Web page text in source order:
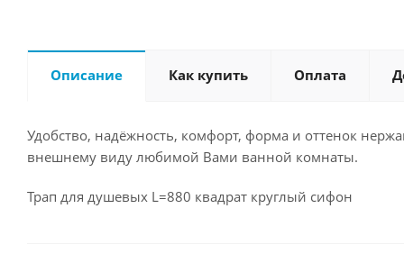
Описание Как купить Оплата
Удобство, надёжность, комфорт, форма и оттенок
внешнему виду любимой Вами ванной комнаты.
Трап для душевых L=880 квадрат круглый сифон